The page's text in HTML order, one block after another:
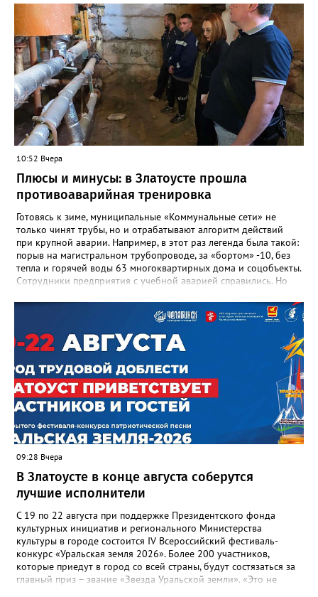
«Благодаря её мудрому руководству в школе сформировался
сильный педагогический коллектив, объединённый общими
ценностями и любовью к своему делу. Для многих Галина
Ивановна навсегда останется не только талантливым
руководителем, но и настоящим Учителем с большой буквы», -
говорится в сообществе школы №23 во ВКонтакте. Свои
соболезнования семье Галины Ивановны выразил глава
Златоуста Олег Решетников. «Её вклад зафиксирован в
важнейших документах школы, но главное - он остался в
людях: в тех учителях, которых она поддержала, в тех
учениках, которых она вдохновила. Заслуженный учитель РФ,
«Отличник народного просвещения», обладатель медали «За
доблестный труд», Галина Ивановна оставила не только
награды и документы, но и работающий, живой механизм
школы, который продолжает жить её принципами», - говорится
в некрологе.
10:52 Вчера
Плюсы и минусы: в Златоусте прошла
противоаварийная тренировка
Готовясь к зиме, муниципальные «Коммунальные сети» не
только чинят трубы, но и отрабатывают алгоритм действий
при крупной аварии. Например, в этот раз легенда была такой:
порыв на магистральном трубопроводе, за «бортом» -10, без
тепла и горячей воды 63 многоквартирных дома и соцобъекты.
Сотрудники предприятия с учебной аварией справились. Но
отметили и недочёты. «Например, управляющие компании
несвоевременно приняли меры для предотвращения
“перемерзания” общей домовой тепловой сети
многоквартирного дома, отсутствовало взаимодействие с
ресурсоснабжающей организацией, ЕДДС и иными службами»,
— сообщила начальник Главного управления ГЖИ Ирина
Настенко. В следующий раз, рекомендовали в
Госжилинспекции, службы должны действовать слаженно. И
оперативно делиться информацией со всеми
заинтересованными – от поставщика тепла до конечных
потребителей.
09:28 Вчера
В Златоусте в конце августа соберутся
лучшие исполнители
С 19 по 22 августа при поддержке Президентского фонда
культурных инициатив и регионального Министерства
культуры в городе состоится IV Всероссийский фестиваль-
конкурс «Уральская земля 2026». Более 200 участников,
которые приедут в город со всей страны, будут состязаться за
главный приз – звание «Звезда Уральской земли». «Это не